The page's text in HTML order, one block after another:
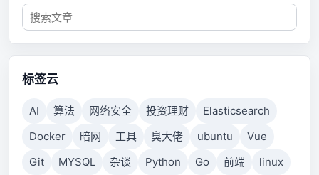
标签云
AI 算法 网络安全 投资理财
Elasticsearch
Docker
暗网 工具 臭大佬 ubuntu
Vue
Git
MYSQL 杂谈 Python Go 前端
linux